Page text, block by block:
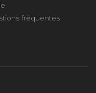
fréquentes